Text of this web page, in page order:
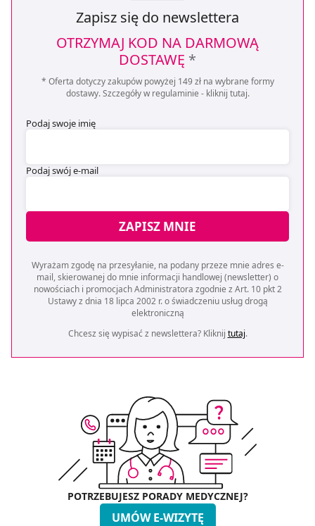
Zapisz się do newslettera
OTRZYMAJ KOD NA DARMOWĄ
DOSTAWĘ *
* Oferta dotyczy zakupów powyżej 149 zł na wybrane formy
dostawy. Szczegóły w regulaminie - kliknij tutaj.
Podaj swoje imię
Podaj swój e-mail
ZAPISZ MNIE
Wyrażam zgodę na przesyłanie, na podany przeze mnie adres e-
mail, skierowanej do mnie informacji handlowej (newsletter) o
nowościach i promocjach Administratora zgodnie z Art. 10 pkt 2
Ustawy z dnia 18 lipca 2002 r. o świadczeniu usług drogą
elektroniczną
Chcesz się wypisać z newslettera? Kliknij tutaj.
POTRZEBUJESZ PORADY MEDYCZNEJ?
UMÓW E-WIZYTĘ